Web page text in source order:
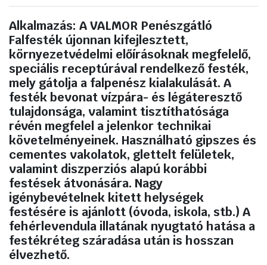
Alkalmazás: A VALMOR Penészgátló
Falfesték újonnan kifejlesztett,
környezetvédelmi előírásoknak megfelelő,
speciális receptúrával rendelkező festék,
mely gátolja a falpenész kialakulását. A
festék bevonat vízpára- és légáteresztő
tulajdonsága, valamint tisztíthatósága
révén megfelel a jelenkor technikai
követelményeinek. Használható gipszes és
cementes vakolatok, glettelt felületek,
valamint diszperziós alapú korábbi
festések átvonására. Nagy
igénybevételnek kitett helységek
festésére is ajánlott (óvoda, iskola, stb.) A
fehérlevendula illatának nyugtató hatása a
festékréteg száradása után is hosszan
élvezhető.